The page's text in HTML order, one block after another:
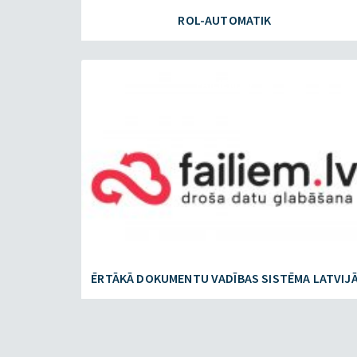
ROL-AUTOMATIK
ĒRTĀKĀ DOKUMENTU VADĪBAS SISTĒMA